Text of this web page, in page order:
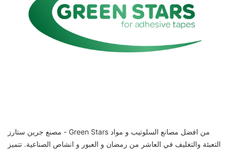
مصنع جرين ستارز - Green Stars من افضل مصانع السلوتيب و مواد
التعبئة والتغليف في العاشر من رمضان و العبور و انشاص الصناعية. تتميز